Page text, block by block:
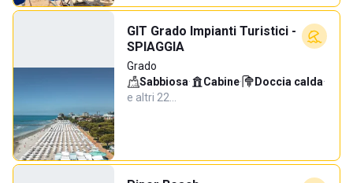
GIT Grado Impianti Turistici -
SPIAGGIA
Grado
Sabbiosa· Cabine· Doccia calda·
e altri 22…